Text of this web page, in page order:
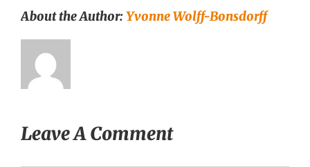
About the Author:Yvonne Wolff-Bonsdorff
Leave A Comment